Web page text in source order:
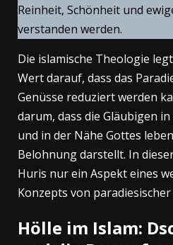
Reinheit, Schönheit und
verstanden werden.
Die islamische Theologie
Wert darauf, dass das
Genüsse reduziert werden
darum, dass die Gläubigen
und in der Nähe Gottes
Belohnung darstellt. In
Huris nur ein Aspekt eines
Konzepts von
Hölle im Islam: